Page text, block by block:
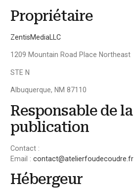
Propriétaire
ZentisMediaLLC
1209 Mountain Road Place Northeast
STE N
Albuquerque, NM 87110
Responsable de la
publication
Contact :
Email : contact@atelierfoudecoudre.fr
Hébergeur